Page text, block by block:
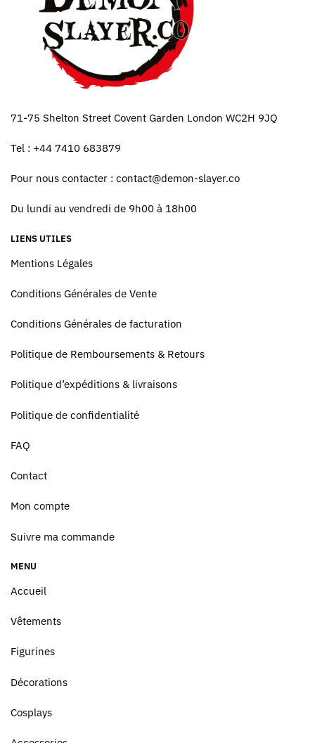
71-75 Shelton Street Covent Garden London WC2H 9JQ
Tel : +44 7410 683879
Pour nous contacter : contact@demon-slayer.co
Du lundi au vendredi de 9h00 à 18h00
LIENS UTILES
Mentions Légales
Conditions Générales de Vente
Conditions Générales de facturation
Politique de Remboursements & Retours
Politique d’expéditions & livraisons
Politique de confidentialité
FAQ
Contact
Mon compte
Suivre ma commande
MENU
Accueil
Vêtements
Figurines
Décorations
Cosplays